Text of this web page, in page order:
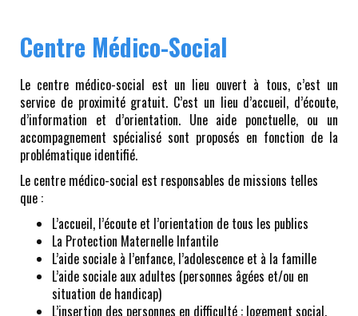
Centre Médico-Social
Le centre médico-social est un lieu ouvert à tous, c’est un
service de proximité gratuit. C’est un lieu d’accueil, d’écoute,
d’information et d’orientation. Une aide ponctuelle, ou un
accompagnement spécialisé sont proposés en fonction de la
problématique identifié.
Le centre médico-social est responsables de missions telles
que :
L’accueil, l’écoute et l’orientation de tous les publics
La Protection Maternelle Infantile
L’aide sociale à l’enfance, l’adolescence et à la famille
L’aide sociale aux adultes (personnes âgées et/ou en
situation de handicap)
L’insertion des personnes en difficulté : logement social,